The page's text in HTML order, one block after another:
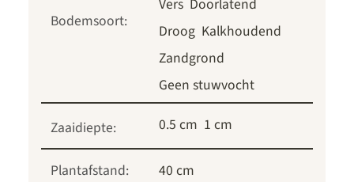
Bodemsoort:
Vers Doorlatend
Droog Kalkhoudend
Zandgrond
Geen stuwvocht
Zaaidiepte: 0.5 cm 1 cm
Plantafstand:
40 cm